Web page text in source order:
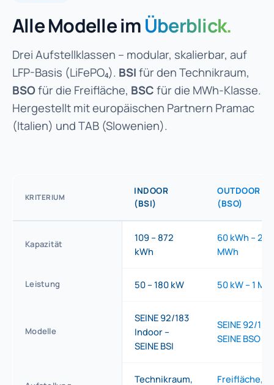
Alle Modelle imÜberblick.
Drei Aufstellklassen – modular, skalierbar, auf
LFP-Basis (LiFePO₄). BSIfür den Technikraum,
BSOfür die Freifläche, BSCfür die MWh-Klasse.
Hergestellt mit europäischen Partnern Pramac
(Italien) und TAB (Slowenien).
KRITERIUM
INDOOR
(BSI)
OUTDOOR
(BSO)
Kapazität
109 – 872
kWh
60 kWh – 2
MWh
Leistung 50 – 180 kW 50 kW – 1 MW
Modelle
SEINE 92/183
Indoor –
SEINE BSI
SEINE 92/183
SEINE BSO
Technikraum, Freifläche,